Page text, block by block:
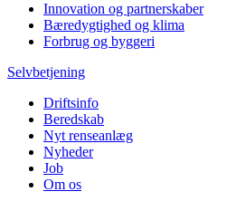
Innovation og partnerskaber
Bæredygtighed og klima
Forbrug og byggeri
Selvbetjening
Driftsinfo
Beredskab
Nyt renseanlæg
Nyheder
Job
Om os